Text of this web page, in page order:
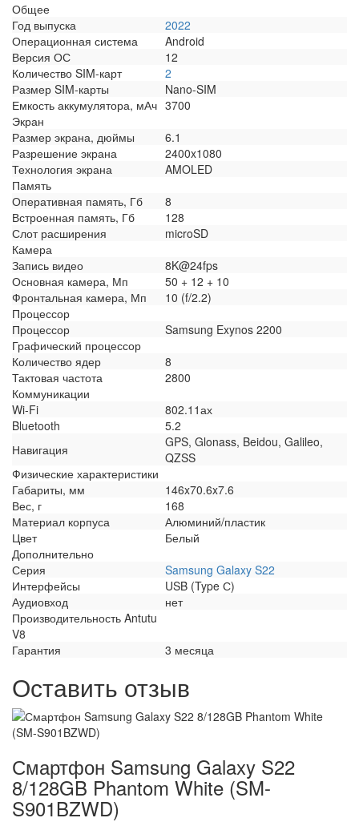
Общее
Год выпуска
2022
Операционная система
Android
Версия ОС
12
Количество SIM-карт
2
Размер SIM-карты
Nano-SIM
Емкость аккумулятора, мАч 3700
Экран
Размер экрана, дюймы
6.1
Разрешение экрана
2400x1080
Технология экрана
AMOLED
Память
Оперативная память, Гб
8
Встроенная память, Гб
128
Слот расширения
microSD
Камера
Запись видео
8K@24fps
Основная камера, Мп
50 + 12 + 10
Фронтальная камера, Мп
10 (f/2.2)
Процессор
Процессор
Samsung Exynos 2200
Графический процессор
Количество ядер
8
Тактовая частота
2800
Коммуникации
Wi-Fi
802.11ах
Bluetooth
5.2
Навигация
GPS, Glonass, Beidou, Galileo,
QZSS
Физические характеристики
Габариты, мм
146x70.6x7.6
Вес, г
168
Материал корпуса
Алюминий/пластик
Цвет
Белый
Дополнительно
Серия
Samsung Galaxy S22
Интерфейсы
USB (Type С)
Аудиовход
нет
Производительность Antutu
V8
Гарантия
3 месяца
Оставить отзыв
Смартфон Samsung Galaxy S22
8/128GB Phantom White (SM-
S901BZWD)